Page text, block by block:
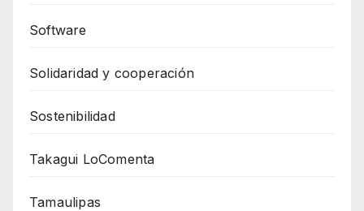
Software
Solidaridad y cooperación
Sostenibilidad
Takagui LoComenta
Tamaulipas